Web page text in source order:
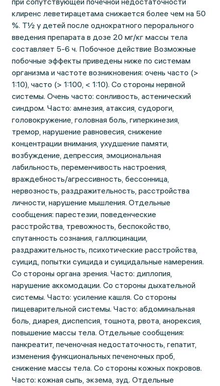
клиренс леветирацетама снижается более чем на 50
%. Т½ у детей после однократного перорального
введения препарата в дозе 20 мг/кг массы тела
составляет 5-6 ч. Побочное действие Возможные
побочные эффекты приведены ниже по системам
организма и частоте возникновения: очень часто (>
1:10), часто (> 1:100, < 1:10). Со стороны нервной
системы. Очень часто: сонливость, астенический
синдром. Часто: амнезия, атаксия, судороги,
головокружение, головная боль, гиперкинезия,
тремор, нарушение равновесия, снижение
концентрации внимания, ухудшение памяти,
возбуждение, депрессия, эмоциональная
лабильность, переменчивость настроения,
враждебность/агрессивность, бессонница,
нервозность, раздражительность, расстройства
личности, нарушение мышления. Отдельные
сообщения: парестезии, поведенческие
расстройства, тревожность, беспокойство,
спутанность сознания, галлюцинации,
раздражительность, психотические расстройства,
суицид, попытки суицида и суицидальные намерения.
Со стороны органа зрения. Часто: диплопия,
нарушение аккомодации. Со стороны дыхательной
системы. Часто: усиление кашля. Со стороны
пищеварительной системы. Часто: абдоминальная
боль, диарея, диспепсия, тошнота, рвота, анорексия,
повышение массы тела. Отдельные сообщения:
панкреатит, печеночная недостаточность, гепатит,
изменения функциональных печеночных проб,
снижение массы тела. Со стороны кожных покровов.
Часто: кожная сыпь, экзема, зуд. Отдельные